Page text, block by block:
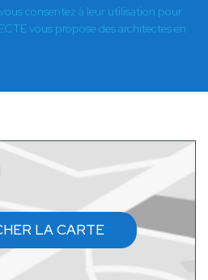
consentez à leur utilisation pour
vous propose des architectes en
LA CARTE